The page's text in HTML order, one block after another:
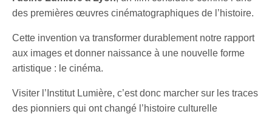
des premières œuvres cinématographiques de l’histoire.
Cette invention va transformer durablement notre rapport
aux images et donner naissance à une nouvelle forme
artistique : le cinéma.
Visiter l’Institut Lumière, c’est donc marcher sur les traces
des pionniers qui ont changé l’histoire culturelle